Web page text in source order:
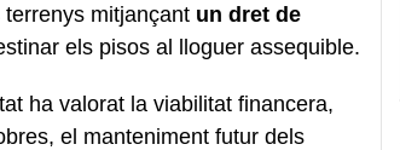
terrenys mitjançant un dret de
els pisos al lloguer assequible.
ha valorat la viabilitat financera,
el manteniment futur dels